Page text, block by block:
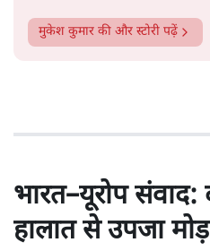
मुकेश कुमार की और स्टोरी पढ़ें
भारत–यूरोप संवाद:
हालात से उपजा